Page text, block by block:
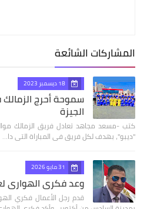
المشاركات الشائعة
18 ديسمبر 2023
سموحة أحرج
الجيزة
"ديبو"، بهدف لكل فريق فى المباراة التى دا…
31 مايو 2026
وعد فكري الهواري
قدم رجل الأعمال فكري